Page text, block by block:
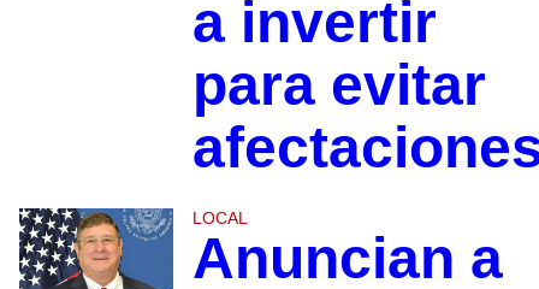
a invertir
para evitar
LOCAL
Anuncian a